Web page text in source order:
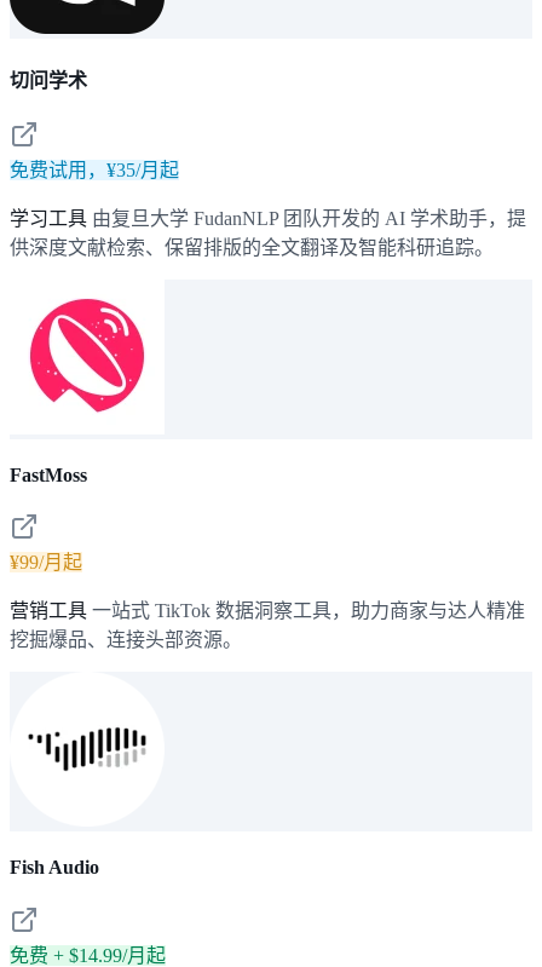
切问学术
免费试用，¥35/月起
学习工具 由复旦大学 FudanNLP 团队开发的 AI 学术助手，提
供深度文献检索、保留排版的全文翻译及智能科研追踪。
FastMoss
¥99/月起
营销工具 一站式 TikTok 数据洞察工具，助力商家与达人精准
挖掘爆品、连接头部资源。
Fish Audio
免费 + $14.99/月起